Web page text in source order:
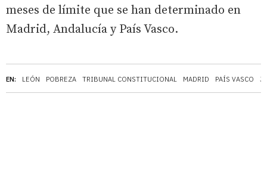
EN: LEÓN POBREZA TRIBUNAL CONSTITUCIONAL MADRID PAÍS VASCO
meses de límite que se han determinado en
Madrid, Andalucía y País Vasco.